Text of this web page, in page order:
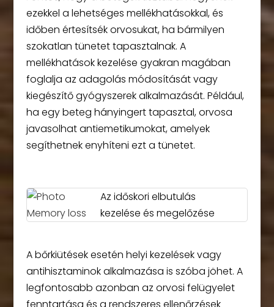
ezekkel a lehetséges mellékhatásokkal, és
időben értesítsék orvosukat, ha bármilyen
szokatlan tünetet tapasztalnak. A
mellékhatások kezelése gyakran magában
foglalja az adagolás módosítását vagy
kiegészítő gyógyszerek alkalmazását. Például,
ha egy beteg hányingert tapasztal, orvosa
javasolhat antiemetikumokat, amelyek
segíthetnek enyhíteni ezt a tünetet.
Az időskori elbutulás
kezelése és megelőzése
A bőrkiütések esetén helyi kezelések vagy
antihisztaminok alkalmazása is szóba jöhet. A
legfontosabb azonban az orvosi felügyelet